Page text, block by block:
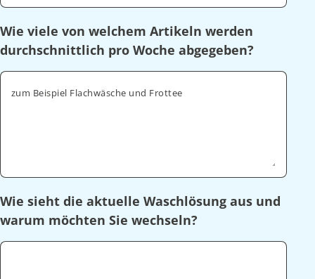
Wie viele von welchem Artikeln werden
durchschnittlich pro Woche abgegeben?
zum Beispiel Flachwäsche und Frottee
Wie sieht die aktuelle Waschlösung aus und
warum möchten Sie wechseln?